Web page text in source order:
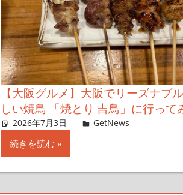
【大阪グルメ】大阪でリーズナブ
しい焼鳥 「焼とり 吉鳥」に行って
2026年7月3日 Taka
GetNews
続きを読む